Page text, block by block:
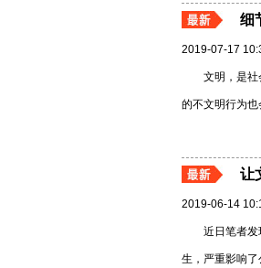
细
2019-07-17
文明，是
的不文明行为也
让
2019-06-14
近日笔者
生，严重影响了